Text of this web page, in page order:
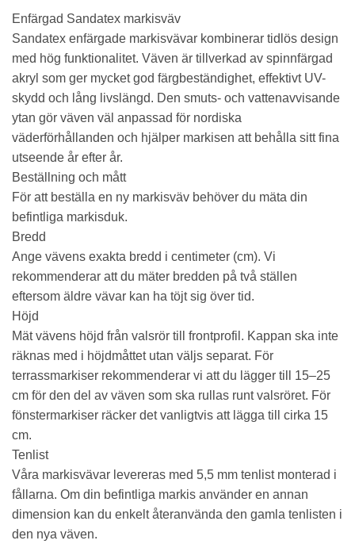
Enfärgad Sandatex markisväv
Sandatex enfärgade markisvävar kombinerar tidlös design
med hög funktionalitet. Väven är tillverkad av spinnfärgad
akryl som ger mycket god färgbeständighet, effektivt UV-
skydd och lång livslängd. Den smuts- och vattenavvisande
ytan gör väven väl anpassad för nordiska
väderförhållanden och hjälper markisen att behålla sitt fina
utseende år efter år.
Beställning och mått
För att beställa en ny markisväv behöver du mäta din
befintliga markisduk.
Bredd
Ange vävens exakta bredd i centimeter (cm). Vi
rekommenderar att du mäter bredden på två ställen
eftersom äldre vävar kan ha töjt sig över tid.
Höjd
Mät vävens höjd från valsrör till frontprofil. Kappan ska inte
räknas med i höjdmåttet utan väljs separat. För
terrassmarkiser rekommenderar vi att du lägger till 15–25
cm för den del av väven som ska rullas runt valsröret. För
fönstermarkiser räcker det vanligtvis att lägga till cirka 15
cm.
Tenlist
Våra markisvävar levereras med 5,5 mm tenlist monterad i
fållarna. Om din befintliga markis använder en annan
dimension kan du enkelt återanvända den gamla tenlisten i
den nya väven.
hemsidans
funktionalitet
uppbyggnad,
baserat på
hur
hemsidan
används.
Upplevelse
För att vår
hemsida ska
prestera så
bra som
möjligt
under ditt
besök. Om
här kakorna
kommer viss
funktionalitet
från
hemsidan.
Genom att dela
med dig av dina
intressen och ditt
surfar ökar du
chansen att få se
personligt
anpassat